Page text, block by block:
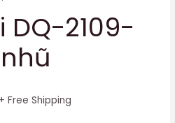
DQ-2109-
+ Free Shipping